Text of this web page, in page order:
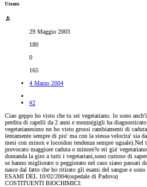
Utente
29 Maggio 2003
180
0
165
4 Marzo 2004
#2
Ciao geppo ho visto che tu sei vegetariano. lo sono
perdita di capelli da 2 anni e mezzo(gigli ha
vegetarianesimo nn ho visto grossi cambiamenti di
lentamente sempre di piu' ma con la stessa velocita' sia
mesi con minox e locoidon tendenza sempre
provocato maggiore caduta o minore?o eri gia'
domanda la giro a tutti i vegetariani,sono curioso di
se hanno migliorato o peggiorato nel caso siano passati
nasce dal fatto che ho ritirato gli esami del sangue e
ESAMI DEL 10/02/2004(ospedale di Padova)
COSTITUENTI BIOCHIMICI: